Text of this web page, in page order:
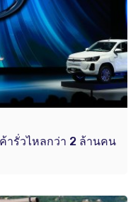
รั่วไหลกว่า 2 ล้านคน